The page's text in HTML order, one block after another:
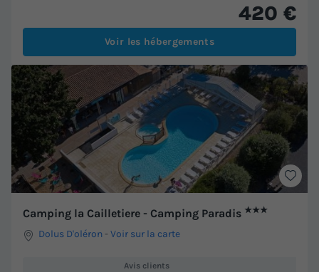
420 €
Voir les hébergements
Camping la Cailletiere - Camping Paradis ★★★
Dolus D'oléron -Voir sur la carte
Avis clients